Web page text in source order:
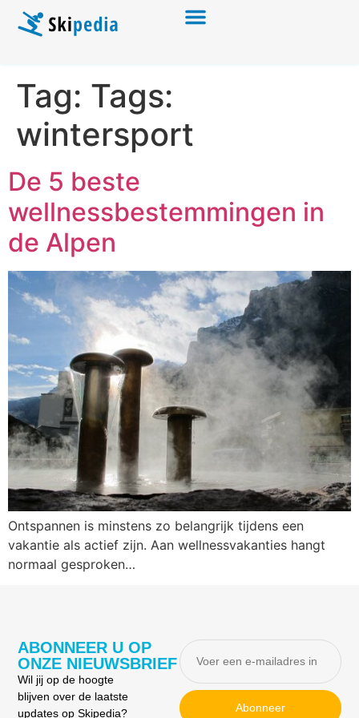
Tag: Tags:
wintersport
De 5 beste
wellnessbestemmingen in
de Alpen
Ontspannen is minstens zo belangrijk tijdens een
vakantie als actief zijn. Aan wellnessvakanties hangt
normaal gesproken…
ABONNEER U OP
ONZE NIEUWSBRIEF
Wil jij op de hoogte
blijven over de laatste
updates op Skipedia?
Abonneer